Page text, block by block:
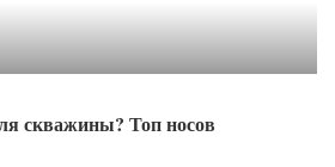
скважины? Топ носов